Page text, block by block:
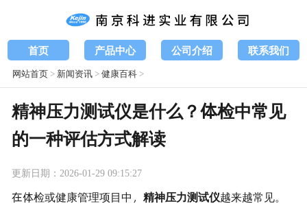
首页 产品中心 公司介绍 联系我们
网站首页> 新闻资讯>健康百科>
精神压力测试仪是什么？体检中常见
的一种评估方式解读
更新日期：2026-01-29 09:15:27
在体检或健康管理项目中， 精神压力测试仪越来越常见。